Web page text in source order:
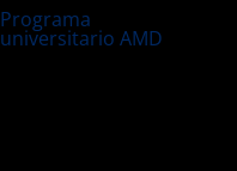
Programa
universitario AMD